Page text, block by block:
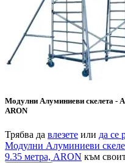
Модулни Алуминиеви скелета -
ARON
Трябва да влезете или да се
Модулни Алуминиеви
9.35 метра, ARON към